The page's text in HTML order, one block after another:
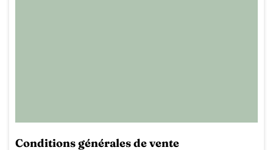
Conditions générales de vente